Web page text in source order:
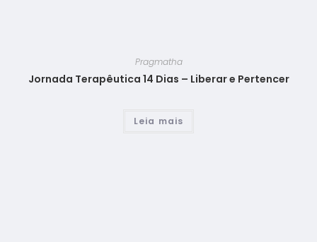
Pragmatha
Jornada Terapêutica 14 Dias – Liberar e Pertencer
Leia mais